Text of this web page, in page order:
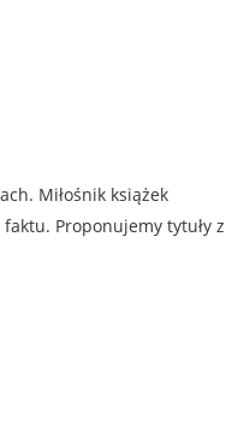
Miłośnik książek
Proponujemy tytuły z